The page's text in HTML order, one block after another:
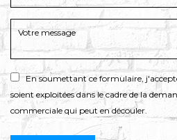
En soumettant ce formulaire,
soient exploitées dans le cadre de la
commerciale qui peut en découler.